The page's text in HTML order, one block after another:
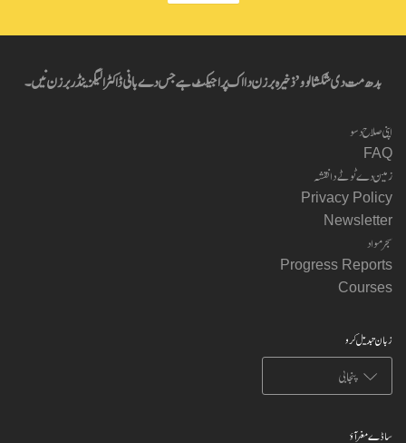
بدھ مت دی شکشا لوو’ ذخیرہ برزن دا اک پراجیکٹ ہے جس دے بانی ڈاکٹر الیگزینڈر برزن نیں۔
اپنی صلاح دسو
FAQ
زمین دے ٹوٹے دا نقشہ
Privacy Policy
Newsletter
سجر مواد
Progress Reports
Courses
زبان تبدیل کرو
ساڈے مغر آؤ